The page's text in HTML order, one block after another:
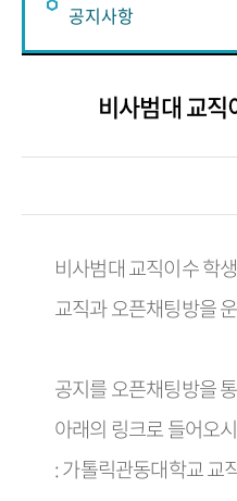
공지사항
서식자료
비사범대 교
비사범대 교직이수 학
교직과 오픈채팅방을
공지를 오픈채팅방을
아래의 링크로 들어오
:가톨릭관동대학교 교